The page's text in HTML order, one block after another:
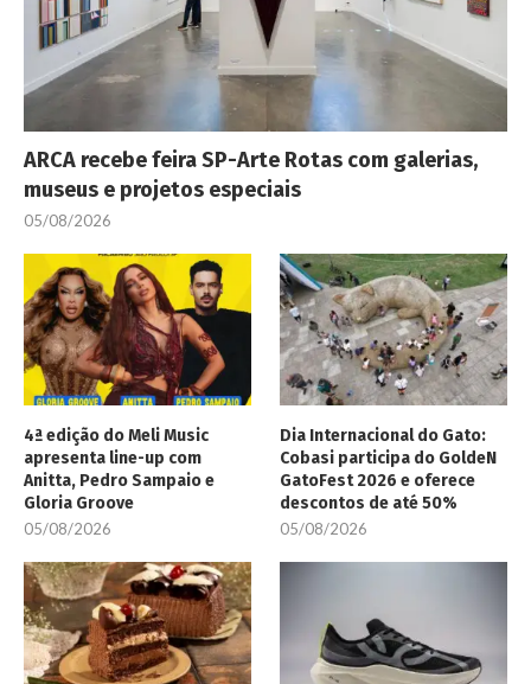
ARCA recebe feira SP-Arte Rotas com galerias,
museus e projetos especiais
05/08/2026
4ª edição do Meli Music
apresenta line-up com
Anitta, Pedro Sampaio e
Gloria Groove
05/08/2026
Dia Internacional do Gato:
Cobasi participa do GoldeN
GatoFest 2026 e oferece
descontos de até 50%
05/08/2026